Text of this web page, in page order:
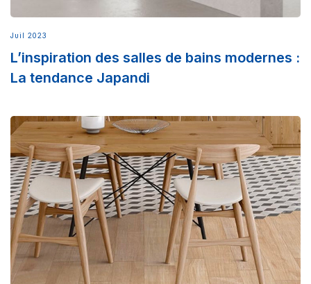
Juil 2023
L’inspiration des salles de bains modernes :
La tendance Japandi